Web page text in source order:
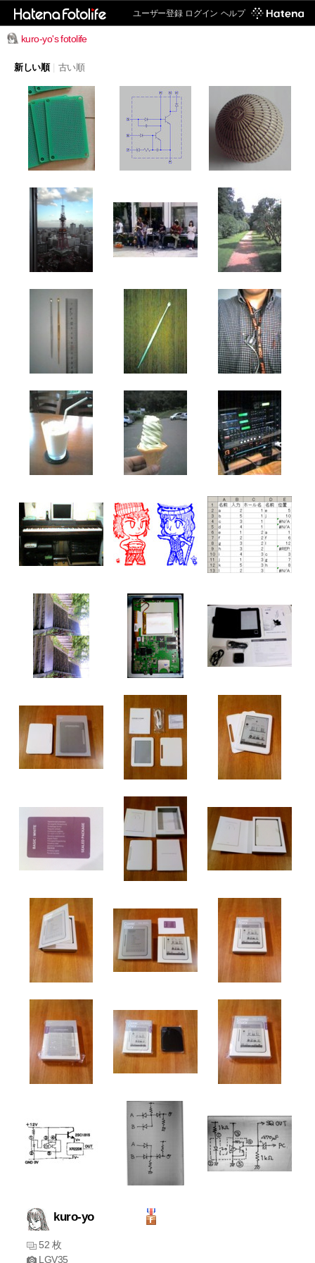
ユーザー登録 ログイン ヘルプ
kuro-yo's fotolife
新しい順 古い順
kuro-yo
52 枚
LGV35